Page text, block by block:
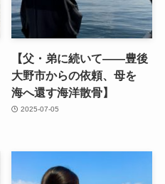
【父・弟に​続いて​——豊後​
大野市からの​依頼、​母を​
海へ還す海洋散骨】
2025-07-05